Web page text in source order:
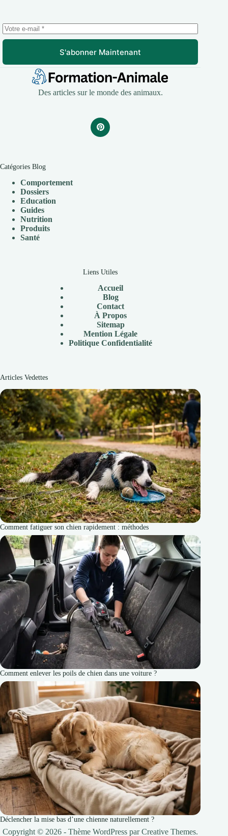
S'abonner Maintenant
Des articles sur le monde des animaux.
Catégories Blog
Comportement
Dossiers
Education
Guides
Nutrition
Produits
Santé
Liens Utiles
Accueil
Blog
Contact
À Propos
Sitemap
Mention Légale
Politique Confidentialité
Articles Vedettes
Comment fatiguer son chien rapidement : méthodes
Comment enlever les poils de chien dans une voiture ?
Déclencher la mise bas d’une chienne naturellement ?
Copyright © 2026 - Thème WordPress parCreative Themes.